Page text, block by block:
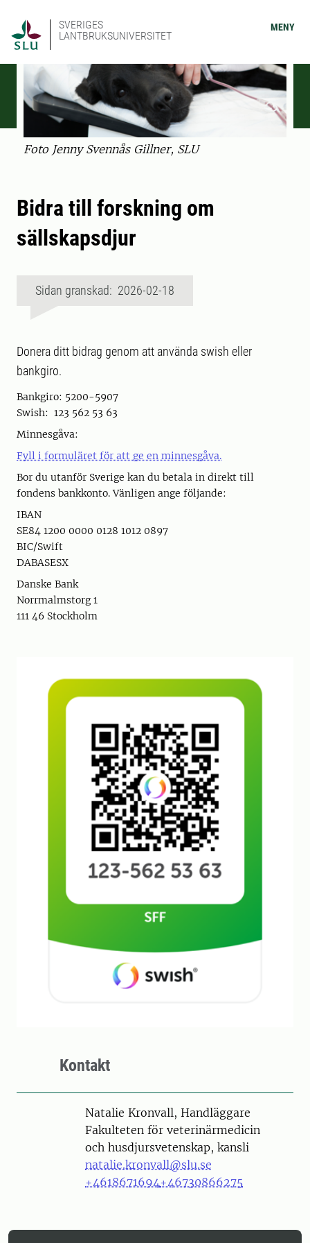
SVERIGES
LANTBRUKSUNIVERSITET
MENY
Foto Jenny Svennås Gillner, SLU
Bidra till forskning om
sällskapsdjur
Sidan granskad: 2026-02-18
Donera ditt bidrag genom att använda swish eller
bankgiro.
Bankgiro: 5200-5907
Swish: 123 562 53 63
Minnesgåva:
Fyll i formuläret för att ge en minnesgåva.
Bor du utanför Sverige kan du betala in direkt till
fondens bankkonto. Vänligen ange följande:
IBAN
SE84 1200 0000 0128 1012 0897
BIC/Swift
DABASESX
Danske Bank
Norrmalmstorg 1
111 46 Stockholm
Kontakt
PersonNatalie Kronvall, Handläggare
Fakulteten för veterinärmedicin
och husdjursvetenskap, kansli
natalie.kronvall@slu.se
+4618671694+46730866275